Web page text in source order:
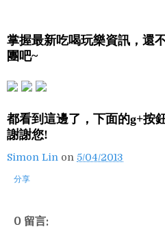
掌握最新吃喝玩樂資訊，還
團吧~
都看到這邊了，下面的g+按
謝謝您!
Simon Lin on 5/04/2013
分享
0 留言: